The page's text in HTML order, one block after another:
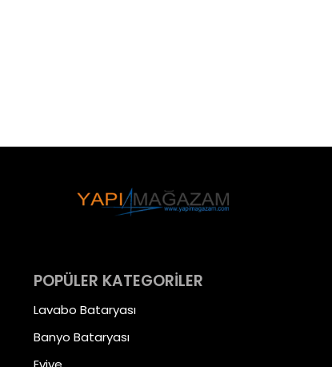
POPÜLER KATEGORİLER
Lavabo Bataryası
Banyo Bataryası